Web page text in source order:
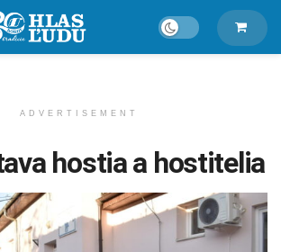
ADVERTISEMENT
hostia a hostitelia